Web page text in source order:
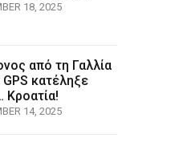
18, 2025
από τη Γαλλία
κατέληξε
Κροατία!
14, 2025